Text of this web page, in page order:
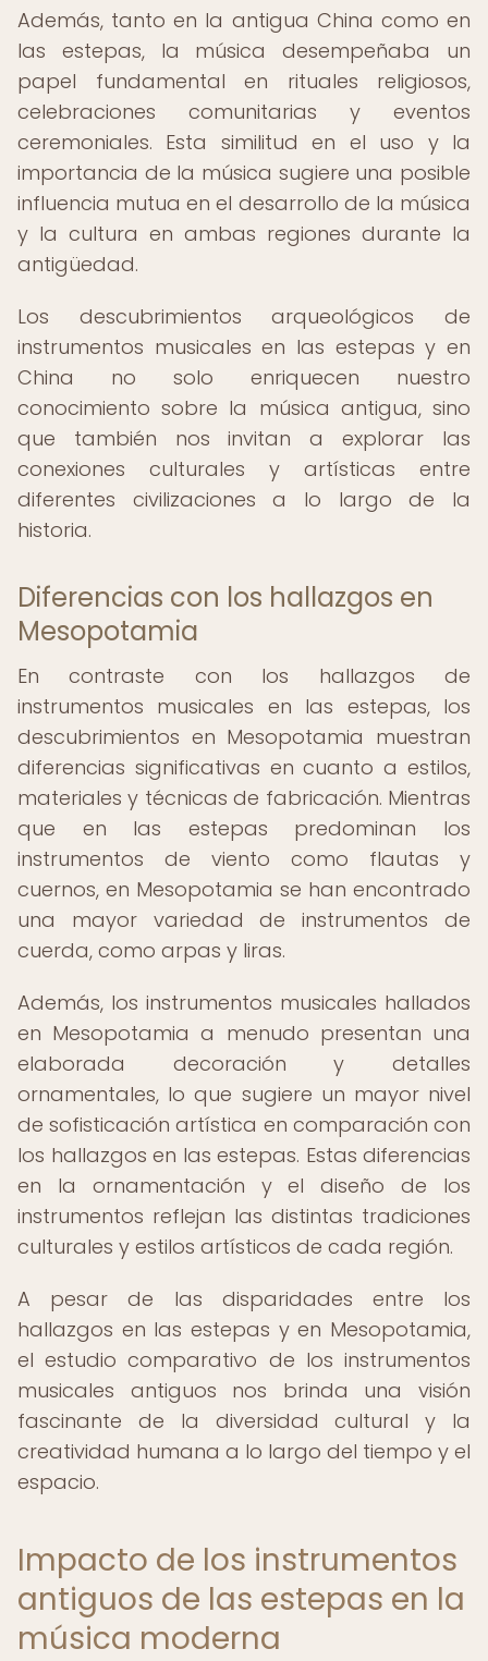
Además, tanto en la antigua China como en
las estepas, la música desempeñaba un
papel fundamental en rituales religiosos,
celebraciones comunitarias y eventos
ceremoniales. Esta similitud en el uso y la
importancia de la música sugiere una posible
influencia mutua en el desarrollo de la música
y la cultura en ambas regiones durante la
antigüedad.
Los descubrimientos arqueológicos de
instrumentos musicales en las estepas y en
China no solo enriquecen nuestro
conocimiento sobre la música antigua, sino
que también nos invitan a explorar las
conexiones culturales y artísticas entre
diferentes civilizaciones a lo largo de la
historia.
Diferencias con los hallazgos en
Mesopotamia
En contraste con los hallazgos de
instrumentos musicales en las estepas, los
descubrimientos en Mesopotamia muestran
diferencias significativas en cuanto a estilos,
materiales y técnicas de fabricación. Mientras
que en las estepas predominan los
instrumentos de viento como flautas y
cuernos, en Mesopotamia se han encontrado
una mayor variedad de instrumentos de
cuerda, como arpas y liras.
Además, los instrumentos musicales hallados
en Mesopotamia a menudo presentan una
elaborada decoración y detalles
ornamentales, lo que sugiere un mayor nivel
de sofisticación artística en comparación con
los hallazgos en las estepas. Estas diferencias
en la ornamentación y el diseño de los
instrumentos reflejan las distintas tradiciones
culturales y estilos artísticos de cada región.
A pesar de las disparidades entre los
hallazgos en las estepas y en Mesopotamia,
el estudio comparativo de los instrumentos
musicales antiguos nos brinda una visión
fascinante de la diversidad cultural y la
creatividad humana a lo largo del tiempo y el
espacio.
Impacto de los instrumentos
antiguos de las estepas en la
música moderna